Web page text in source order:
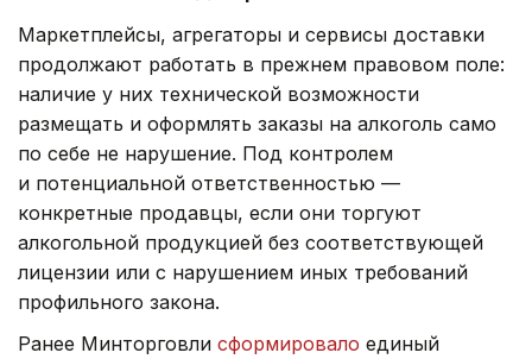
Маркетплейсы, агрегаторы и сервисы доставки
продолжают работать в прежнем правовом поле:
наличие у них технической возможности
размещать и оформлять заказы на алкоголь само
по себе не нарушение. Под контролем
и потенциальной ответственностью —
конкретные продавцы, если они торгуют
алкогольной продукцией без соответствующей
лицензии или с нарушением иных требований
профильного закона.
Ранее Минторговли сформировало единый